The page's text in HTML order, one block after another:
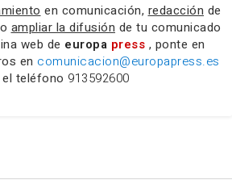
en comunicación, redacción de
ampliar la difusión de tu comunicado
web de europa press , ponte en
en comunicacion@europapress.es
teléfono 913592600